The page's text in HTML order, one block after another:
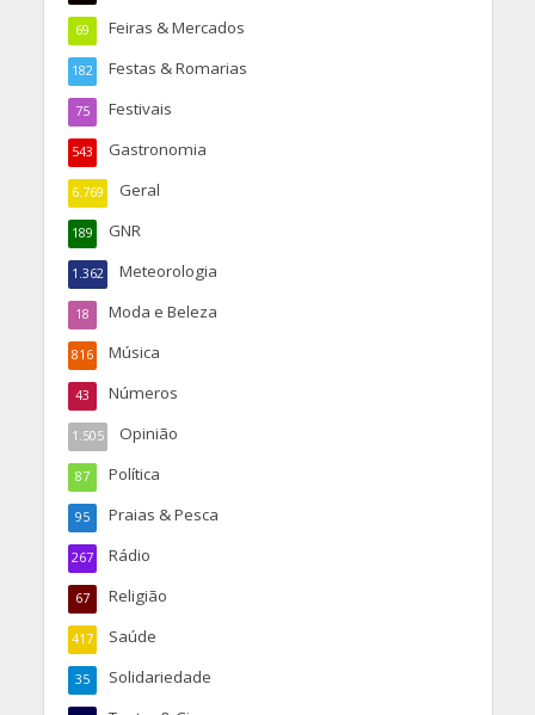
Feiras & Mercados
69
Festas & Romarias
182
Festivais
75
Gastronomia
543
Geral
6.769
GNR
189
Meteorologia
1.362
Moda e Beleza
18
Música
816
Números
43
Opinião
1.505
Política
87
Praias & Pesca
95
Rádio
267
Religião
67
Saúde
417
Solidariedade
35